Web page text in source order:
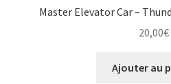
Master Elevator Car –
20,00€
Ajouter au